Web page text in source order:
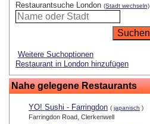
Restaurantsuche London (Stadt wechseln)
Weitere Suchoptionen
Restaurant in London hinzufügen
Nahe gelegene Restaurants
YO! Sushi - Farringdon ( japanisch )
Farringdon Road, Clerkenwell